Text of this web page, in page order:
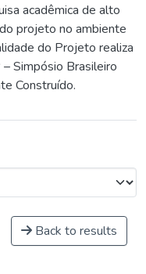
acadêmica de alto
projeto no ambiente
do Projeto realiza
Simpósio Brasileiro
Construído.
Back to results